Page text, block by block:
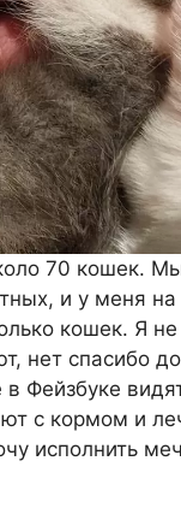
70 кошек.
и у меня на
кошек. Я
нет спасибо
Фейзбуке
с кормом и
исполнить